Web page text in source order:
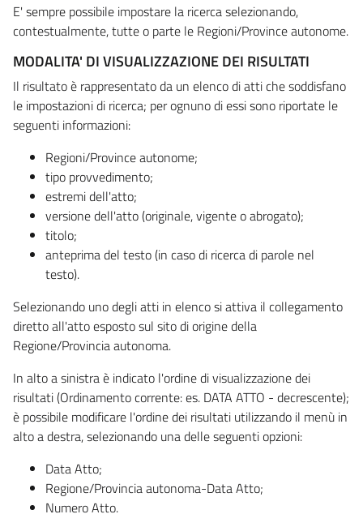
E' sempre possibile impostare la ricerca selezionando,
contestualmente, tutte o parte le Regioni/Province autonome.
MODALITA' DI VISUALIZZAZIONE DEI RISULTATI
Il risultato è rappresentato da un elenco di atti che soddisfano
le impostazioni di ricerca; per ognuno di essi sono riportate le
seguenti informazioni:
Regioni/Province autonome;
tipo provvedimento;
estremi dell'atto;
versione dell'atto (originale, vigente o abrogato);
titolo;
anteprima del testo (in caso di ricerca di parole nel
testo).
Selezionando uno degli atti in elenco si attiva il collegamento
diretto all'atto esposto sul sito di origine della
Regione/Provincia autonoma.
In alto a sinistra è indicato l'ordine di visualizzazione dei
risultati (Ordinamento corrente: es. DATA ATTO - decrescente);
è possibile modificare l'ordine dei risultati utilizzando il menù in
alto a destra, selezionando una delle seguenti opzioni:
Data Atto;
Regione/Provincia autonoma-Data Atto;
Numero Atto.